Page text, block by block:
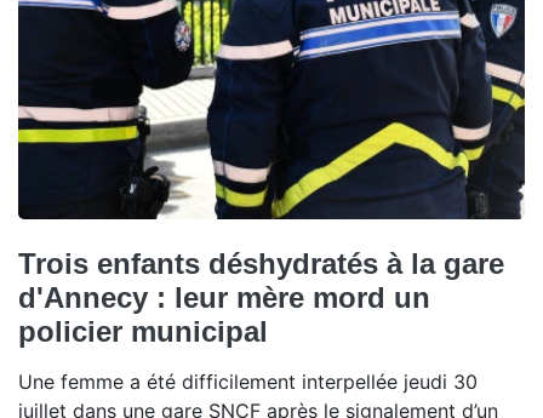
Trois enfants déshydratés à la gare
d'Annecy : leur mère mord un
policier municipal
Une femme a été difficilement interpellée jeudi 30
juillet dans une gare SNCF après le signalement d’un